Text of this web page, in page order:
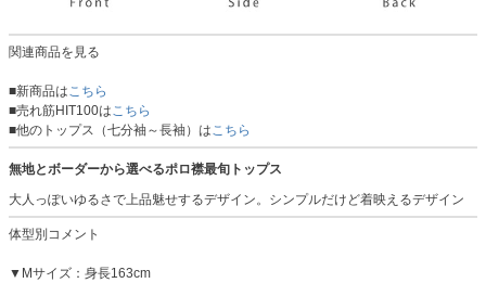
関連商品を見る
■新商品はこちら
■売れ筋HIT100はこちら
■他のトップス（七分袖～長袖）はこちら
無地とボーダーから選べるポロ襟最旬トップス
大人っぽいゆるさで上品魅せするデザイン。シンプルだけど着映えるデザイン
体型別コメント
▼Mサイズ：身長163cm